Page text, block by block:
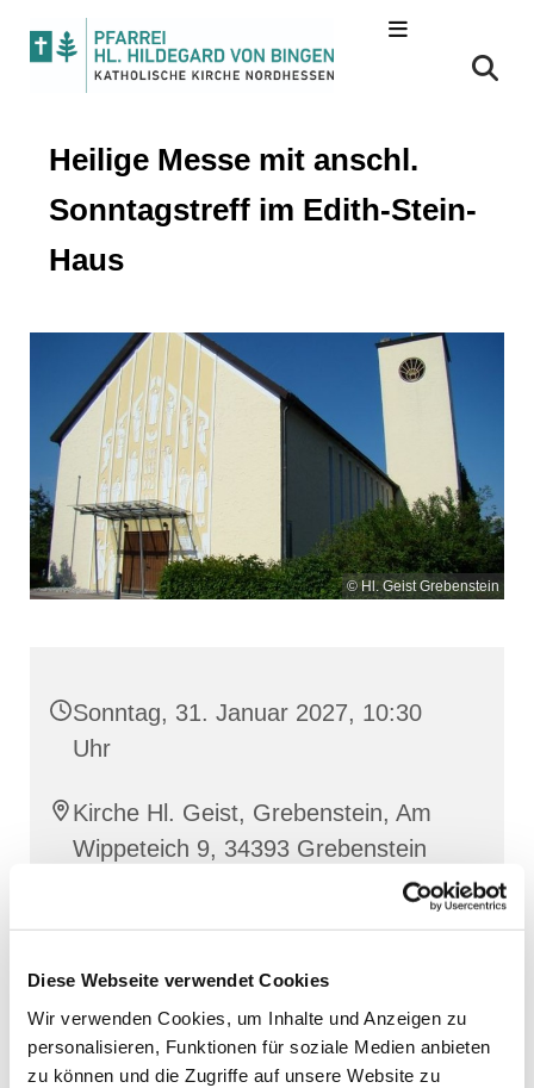
Diese Webseite verwendet Cookies
Wir verwenden Cookies, um Inhalte und Anzeigen zu
personalisieren, Funktionen für soziale Medien anbieten
zu können und die Zugriffe auf unsere Website zu
Heilige Messe mit anschl.
Sonntagstreff im Edith-Stein-
Haus
© Hl. Geist Grebenstein
Sonntag, 31. Januar 2027, 10:30
Uhr
Kirche Hl. Geist, Grebenstein, Am
Wippeteich 9, 34393 Grebenstein